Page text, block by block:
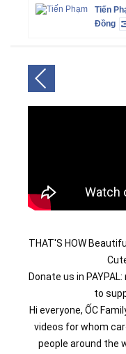
Tiến
Đồng
THAT'S HOW
Donate us in
to
Hi everyone, ỐC
videos for whom
people around the